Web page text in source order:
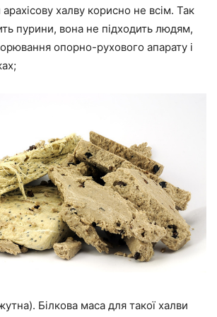
халву корисно не всім. Так
пурини, вона не підходить людям,
опорно-рухового апарату і
Білкова маса для такої халви